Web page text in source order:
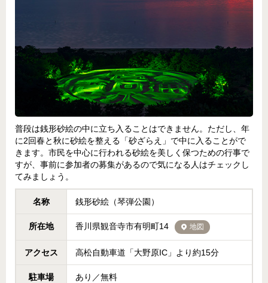
普段は銭形砂絵の中に立ち入ることはできません。ただし、年
に2回春と秋に砂絵を整える「砂ざらえ」で中に入ることがで
きます。市民を中心に行われる砂絵を美しく保つための行事で
すが、事前に参加者の募集があるので気になる人はチェックし
てみましょう。
名称 銭形砂絵（琴弾公園）
所在地 香川県観音寺市有明町14 地図
アクセス 高松自動車道「大野原IC」より約15分
駐車場
あり／無料